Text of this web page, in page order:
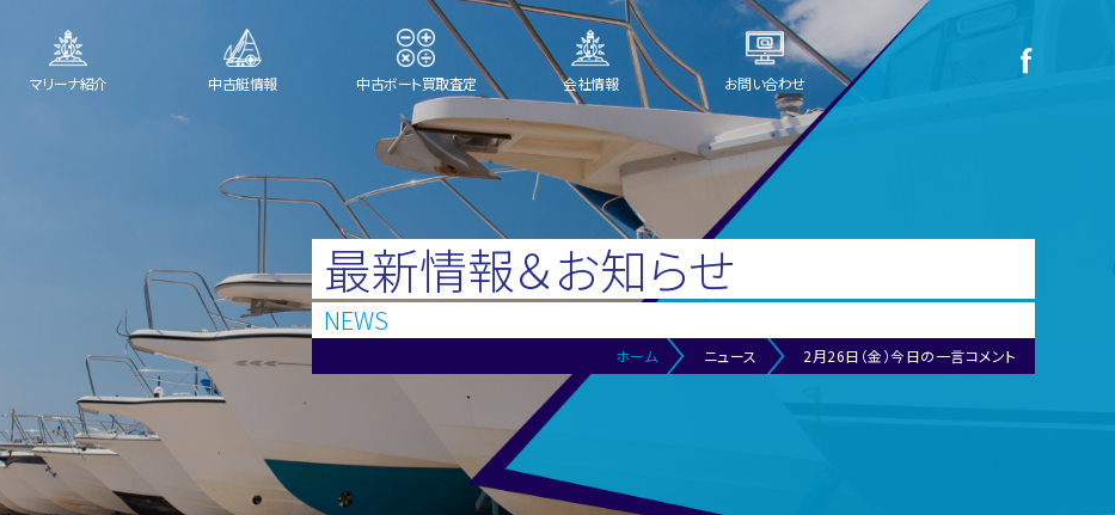
マリーナ紹介 中古艇情報 中古ボート買取査定 会社情報 お問い合わせ
最新情報＆お知らせ
NEWS
ホーム ニュース 2月26日（金）今日の一言コメント